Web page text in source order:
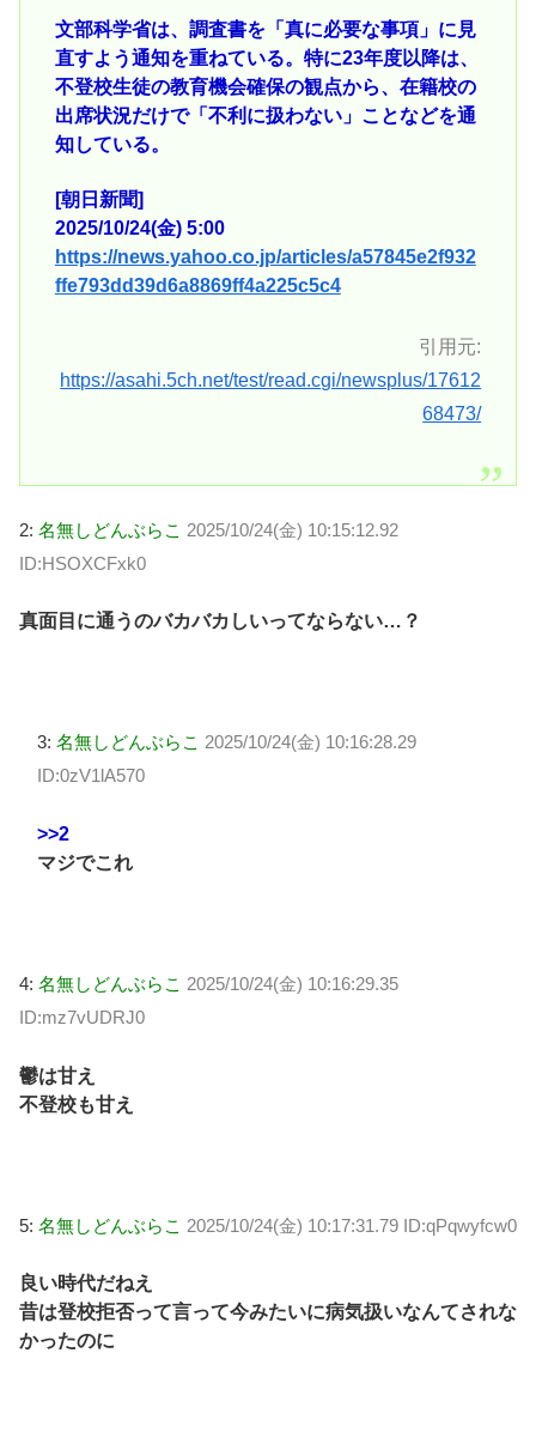
文部科学省は、調査書を「真に必要な事項」に見
直すよう通知を重ねている。特に23年度以降は、
不登校生徒の教育機会確保の観点から、在籍校の
出席状況だけで「不利に扱わない」ことなどを通
知している。
[朝日新聞]
2025/10/24(金) 5:00
https://news.yahoo.co.jp/articles/a57845e2f932
ffe793dd39d6a8869ff4a225c5c4
引用元:
https://asahi.5ch.net/test/read.cgi/newsplus/17612
68473/
2: 名無しどんぶらこ 2025/10/24(金) 10:15:12.92
ID:HSOXCFxk0
真面目に通うのバカバカしいってならない…？
3: 名無しどんぶらこ 2025/10/24(金) 10:16:28.29
ID:0zV1lA570
>>2
マジでこれ
4: 名無しどんぶらこ 2025/10/24(金) 10:16:29.35
ID:mz7vUDRJ0
鬱は甘え
不登校も甘え
5: 名無しどんぶらこ 2025/10/24(金) 10:17:31.79 ID:qPqwyfcw0
良い時代だねえ
昔は登校拒否って言って今みたいに病気扱いなんてされな
かったのに